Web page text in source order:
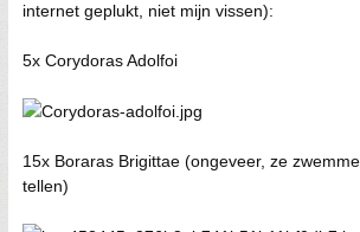
internet geplukt, niet mijn vissen):
5x Corydoras Adolfoi
15x Boraras Brigittae (ongeveer, ze
tellen)